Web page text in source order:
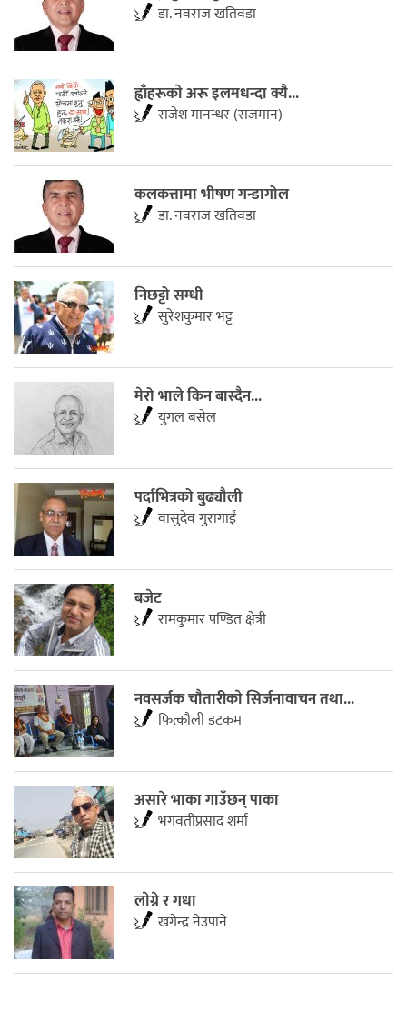
डा. नवराज खतिवडा
ह्वाँहरूकाे अरू इलमधन्दा क्यै...
राजेश मानन्धर (राजमान)
कलकत्तामा भीषण गन्डागोल
डा. नवराज खतिवडा
निछट्टो सम्धी
सुरेशकुमार भट्ट
मेरो भाले किन बास्दैन...
युगल बसेल
पर्दाभित्रको बुढ्यौली
वासुदेव गुरागाईं
बजेट
रामकुमार पण्डित क्षेत्री
नवसर्जक चाैतारीकाे सिर्जनावाचन तथा...
फित्काैली डटकम
असारे भाका गाउँछन् पाका
भगवतीप्रसाद शर्मा
लाेग्ने र गधा
खगेन्द्र नेउपाने